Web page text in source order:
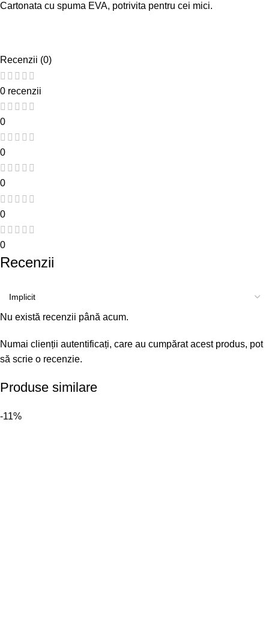
Cartonata cu spuma EVA, potrivita pentru cei mici.
Recenzii (0)
0 recenzii
0
0
0
0
0
Recenzii
Nu există recenzii până acum.
Numai clienții autentificați, care au cumpărat acest produs, pot
să scrie o recenzie.
Produse similare
-11%